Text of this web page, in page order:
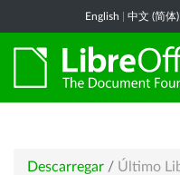
English 中文 (简体)
Descarregar / Último